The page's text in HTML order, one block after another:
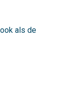
als de